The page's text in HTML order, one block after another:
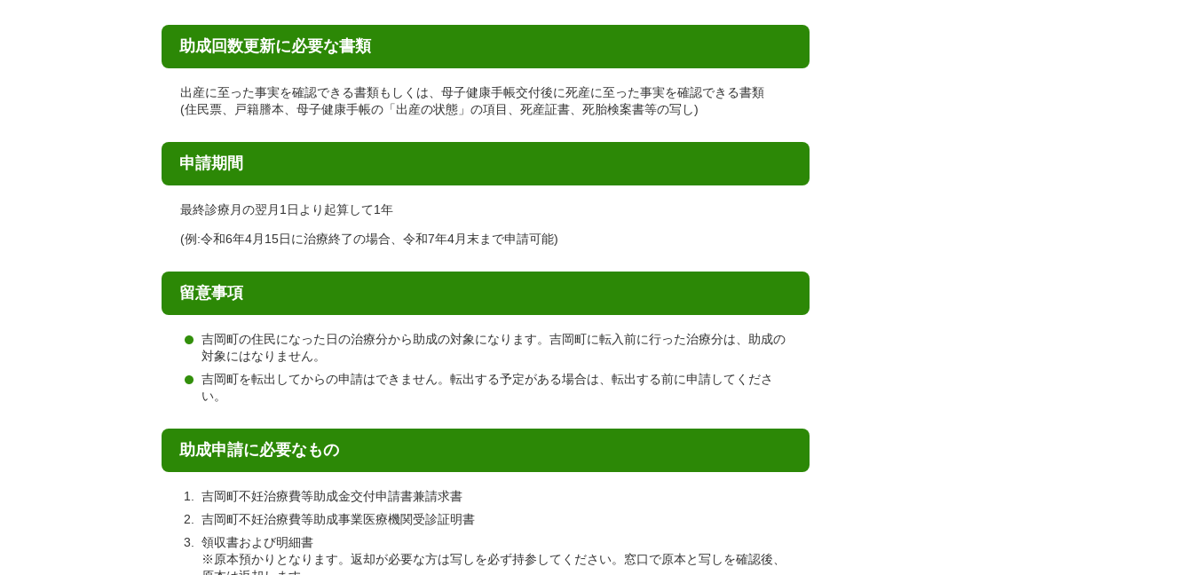
助成回数更新に必要な書類
出産に至った事実を確認できる書類もしくは、母子健康手帳交付後に死産に至った事実を確認できる書類
(住民票、戸籍謄本、母子健康手帳の「出産の状態」の項目、死産証書、死胎検案書等の写し)
申請期間
最終診療月の翌月1日より起算して1年
(例:令和6年4月15日に治療終了の場合、令和7年4月末まで申請可能)
留意事項
吉岡町の住民になった日の治療分から助成の対象になります。吉岡町に転入前に行った治療分は、助成の
対象にはなりません。
吉岡町を転出してからの申請はできません。転出する予定がある場合は、転出する前に申請してくださ
い。
助成申請に必要なもの
吉岡町不妊治療費等助成金交付申請書兼請求書
吉岡町不妊治療費等助成事業医療機関受診証明書
領収書および明細書
※原本預かりとなります。返却が必要な方は写しを必ず持参してください。窓口で原本と写しを確認後、